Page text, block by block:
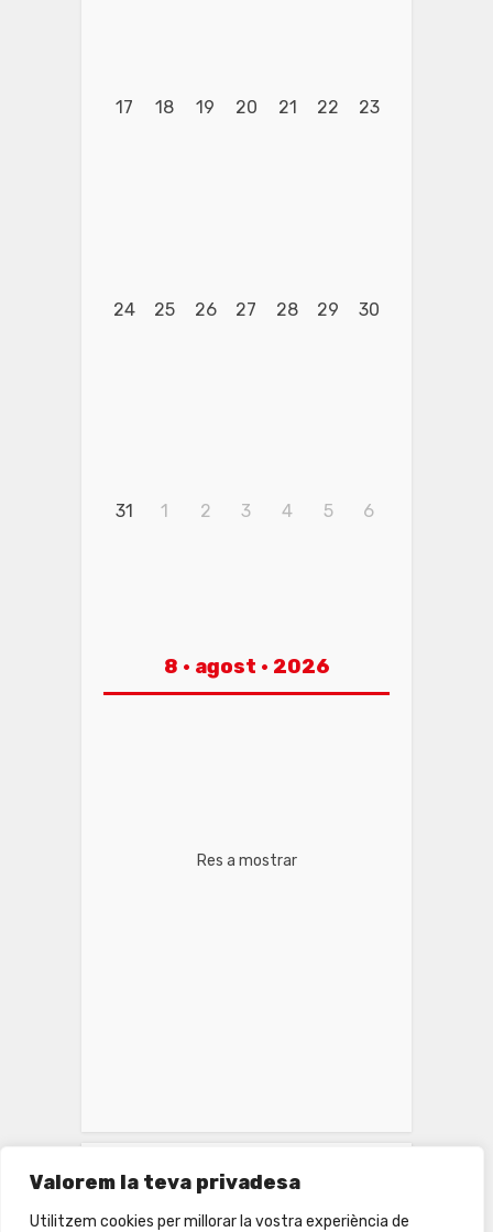
Valorem la teva privadesa
Utilitzem cookies per millorar la vostra experiència de
17 18 19 20 21 22 23
24 25 26 27 28 29 30
31 1 2 3 4 5 6
8 · agost · 2026
Res a mostrar